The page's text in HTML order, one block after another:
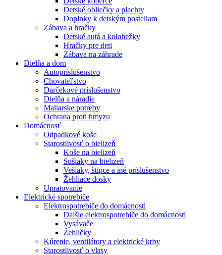
Detské obliečky a plachty
Doplnky k detským posteliam
Zábava a hračky
Detské autá a kolobežky
Hračky pre deti
Zábava na záhrade
Dielňa a dom
Autopríslušenstvo
Chovateľstvo
Darčekové príslušenstvo
Dielňa a náradie
Maliarske potreby
Ochrana proti hmyzu
Domácnosť
Odpadkové koše
Starostlivosť o bielizeň
Koše na bielizeň
Sušiaky na bielizeň
Vešiaky, štipce a iné príslušenstvo
Žehliace dosky
Upratovanie
Elektrické spotrebiče
Elektrospotrebiče do domácnosti
Dalšie elektrospotrebiče do domácnosti
Vysávače
Žehličky
Kúrenie, ventilátory a elektrické krby
Starostlivosť o vlasy